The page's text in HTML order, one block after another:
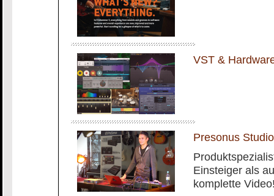
VST &
Presonus
Einsteiger als
komplette